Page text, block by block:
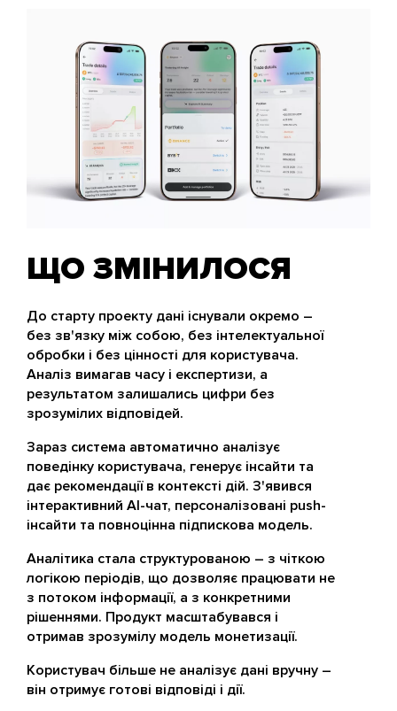
ЩО ЗМІНИЛОСЯ
До старту проекту дані існували окремо –
без зв'язку між собою, без інтелектуальної
обробки і без цінності для користувача.
Аналіз вимагав часу і експертизи, а
результатом залишались цифри без
зрозумілих відповідей.
Зараз система автоматично аналізує
поведінку користувача, генерує інсайти та
дає рекомендації в контексті дій. З'явився
інтерактивний AI-чат, персоналізовані push-
інсайти та повноцінна підпискова модель.
Аналітика стала структурованою – з чіткою
логікою періодів, що дозволяє працювати не
з потоком інформації, а з конкретними
рішеннями. Продукт масштабувався і
отримав зрозумілу модель монетизації.
Користувач більше не аналізує дані вручну –
він отримує готові відповіді і дії.